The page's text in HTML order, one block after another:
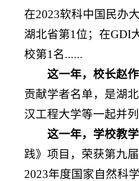
在2023软科中国民办
湖北省第1位；在GDI
校第1名......
这一年，校长赵
贡献学者名单，是湖
汉工程大学等一起并
这一年，学校教
践》项目，荣获第九
2023年度国家自然科